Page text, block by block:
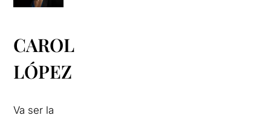
CAROL
LÓPEZ
Va ser la